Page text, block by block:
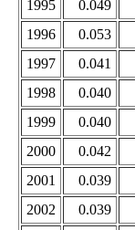
1995
0.049
1996
0.053
1997
0.041
1998
0.040
1999
0.040
2000
0.042
2001
0.039
2002
0.039